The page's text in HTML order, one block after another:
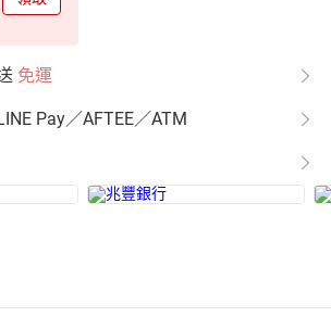
免運
Pay／AFTEE／ATM